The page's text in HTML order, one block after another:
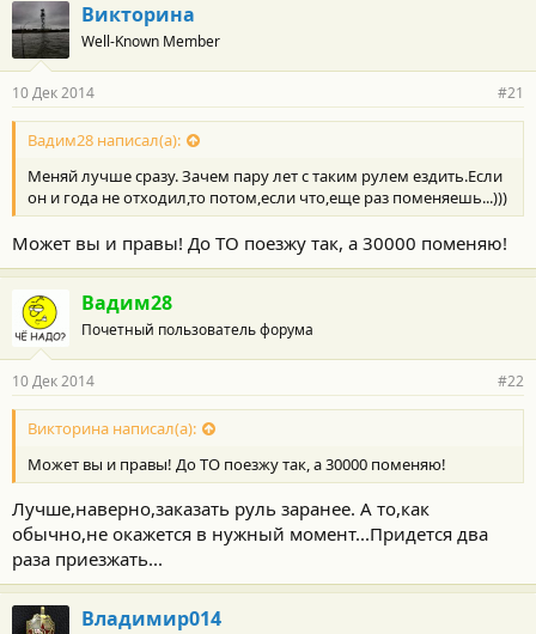
Викторина
Well-Known Member
10 Дек 2014 #21
Вадим28 написал(а):
Меняй лучше сразу. Зачем пару лет с таким рулем ездить.Если
он и года не отходил,то потом,если что,еще раз поменяешь...)))
Может вы и правы! До ТО поезжу так, а 30000 поменяю!
Вадим28
Почетный пользователь форума
10 Дек 2014 #22
Викторина написал(а):
Может вы и правы! До ТО поезжу так, а 30000 поменяю!
Лучше,наверно,заказать руль заранее. А то,как
обычно,не окажется в нужный момент...Придется два
раза приезжать...
Владимир014